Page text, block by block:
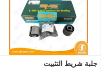
جلبة شريط التثبيت